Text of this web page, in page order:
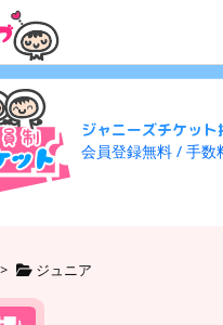
ジャニーズチケッ
会員登録無料 / 手
> ジュニア